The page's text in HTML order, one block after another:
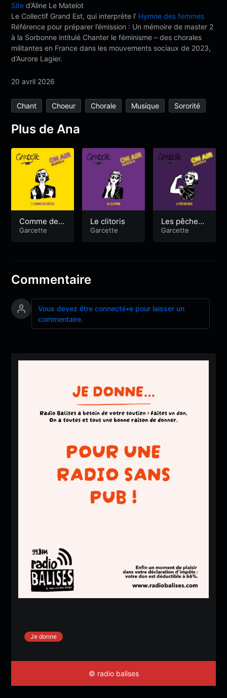
Site d’Aline Le Matelot
Le Collectif Grand Est, qui interprète l’ Hymne des femmes
Référence pour préparer l’émission : Un mémoire de master 2
à la Sorbonne intitulé Chanter le féminisme – des chorales
militantes en France dans les mouvements sociaux de 2023,
d’Aurore Lagier.
20 avril 2026
Chant Choeur Chorale Musique Sororité
Plus de Ana
Comme des
bêtes
Garcette
Le clitoris
Garcette
Les pêcheus
es
Garcette
Commentaire
Vous devez être connecté•e pour laisser un
commentaire.
Je donne
© radio balises